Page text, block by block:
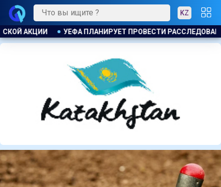
KZ
ИНИЦИАТИВЫ ФИФА ПО ПРОДАЖЕ